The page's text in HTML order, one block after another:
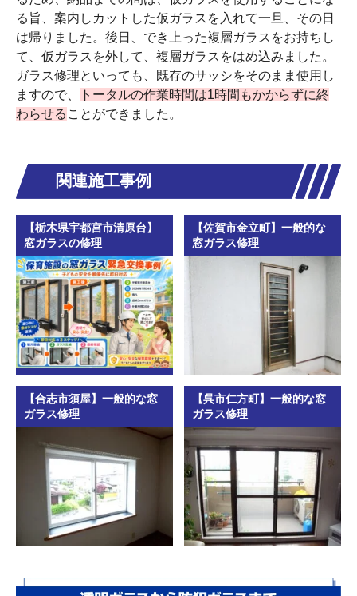
る旨、案内しカットした仮ガラスを入れて一旦、その日
は帰りました。後日、でき上った複層ガラスをお持ちし
て、仮ガラスを外して、複層ガラスをはめ込みました。
ガラス修理といっても、既存のサッシをそのまま使用し
ますので、
トータルの作業時間は1時間もかからずに終
わらせる ことができました。
関連施工事例
【栃木県宇都宮市清原台】
窓ガラスの修理
【佐賀市金立町】一般的な
窓ガラス修理
【合志市須屋】一般的な窓
ガラス修理
【呉市仁方町】一般的な窓
ガラス修理